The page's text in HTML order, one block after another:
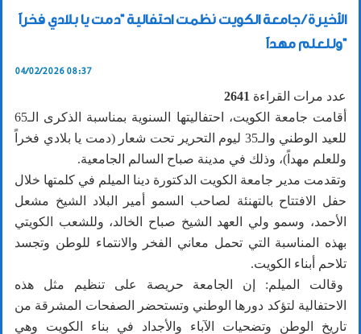
الأخيرة / جامعة الكويت نظمت احتفالية "دمت يا بلادي فخراً
وللعلم مهداً"
04/02/2026 08:37
عدد مرات القراءة 2641
أقامت جامعة الكويت، احتفاليتها السنوية بمناسبة الذكرى الـ65
للعيد الوطني والـ35 ليوم التحرير تحت شعار (دمت يا بلادي فخراً
وللعلم مهداً)، وذلك في مدينة صباح السالم الجامعية.
وتقدمت مدير جامعة الكويت الدكتورة دينا الميلم في كلمتها خلال
حفل الافتتاح بالتهنئة لصاحب السمو أمير البلاد الشيخ مشعل
الأحمد، وسمو ولي العهد الشيخ صباح الخالد، وللشعب الكويتي
بهذه المناسبة التي تحمل معاني الفخر والانتماء للوطن وتجسد
تلاحم أبناء الكويت.
وقالت الميلم: إن الجامعة حريصة على تنظيم مثل هذه
الاحتفالية لتؤكد دورها الوطني وتستحضر الصفحات المشرقة من
تاريخ الوطن وتضحيات الآباء والأجداد في بناء الكويت وهي